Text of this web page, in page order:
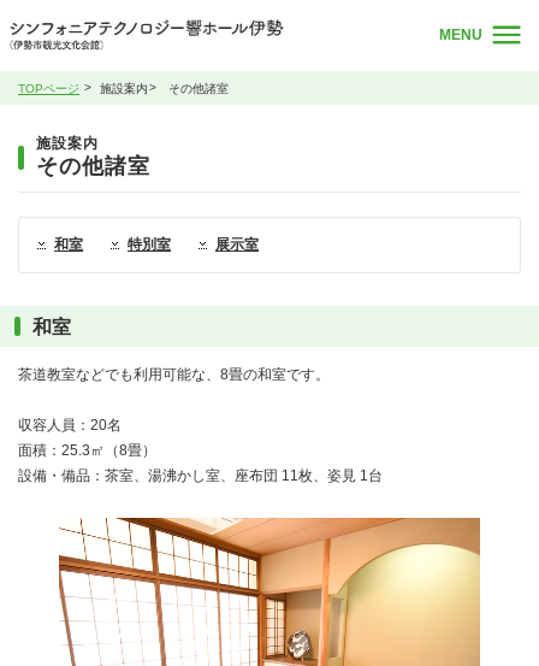
MENU
TOPページ 施設案内 その他諸室
施設案内
その他諸室
和室 特別室 展示室
和室
茶道教室などでも利用可能な、8畳の和室です。
収容人員：20名
面積：25.3㎡（8畳）
設備・備品：茶室、湯沸かし室、座布団 11枚、姿見 1台